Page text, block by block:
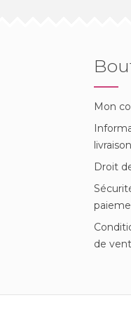
Mon
livraison
Droit
de